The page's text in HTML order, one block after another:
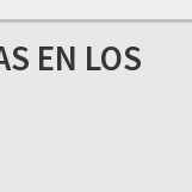
EN LOS